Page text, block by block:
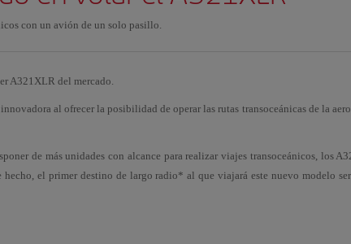
con un avión de un solo pasillo.
A321XLR del mercado.
al ofrecer la posibilidad de operar las rutas transoceánicas de la
de más unidades con alcance para realizar viajes transoceánicos, los
el primer destino de largo radio* al que viajará este nuevo modelo